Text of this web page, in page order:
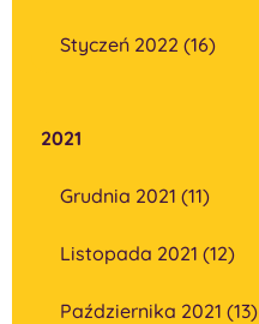
Styczeń 2022 (16)
2021
Grudnia 2021 (11)
Listopada 2021 (12)
Października 2021 (13)